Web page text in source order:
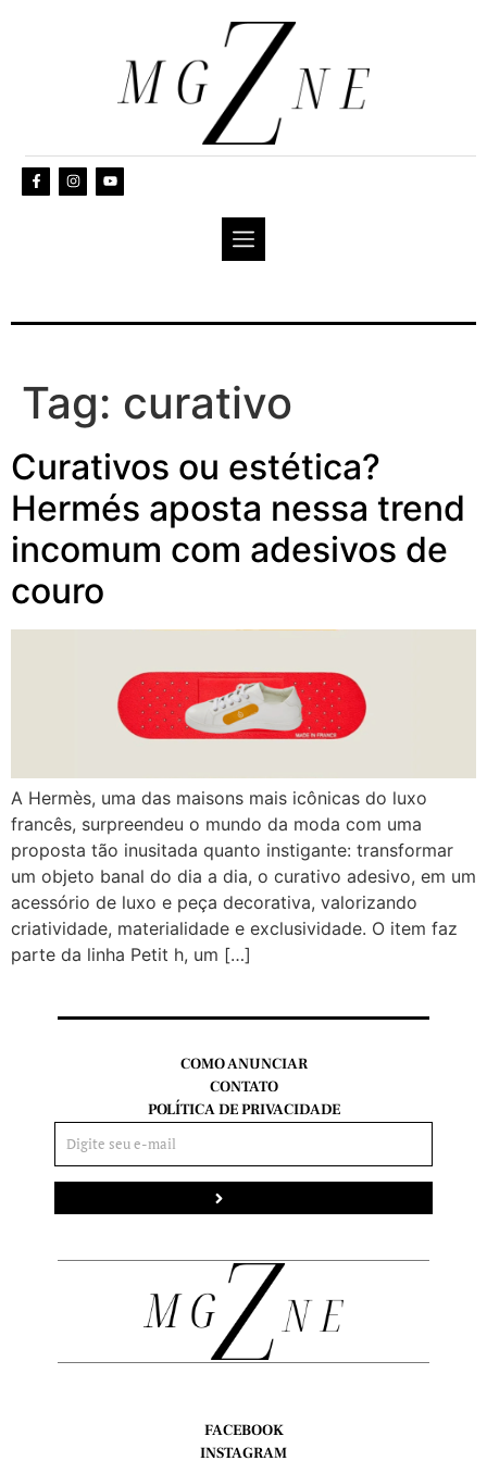
Tag: curativo
Curativos ou estética?
Hermés aposta nessa trend
incomum com adesivos de
couro
A Hermès, uma das maisons mais icônicas do luxo
francês, surpreendeu o mundo da moda com uma
proposta tão inusitada quanto instigante: transformar
um objeto banal do dia a dia, o curativo adesivo, em um
acessório de luxo e peça decorativa, valorizando
criatividade, materialidade e exclusividade. O item faz
parte da linha Petit h, um […]
FACEBOOK
INSTAGRAM
COMO ANUNCIAR
CONTATO
POLÍTICA DE PRIVACIDADE